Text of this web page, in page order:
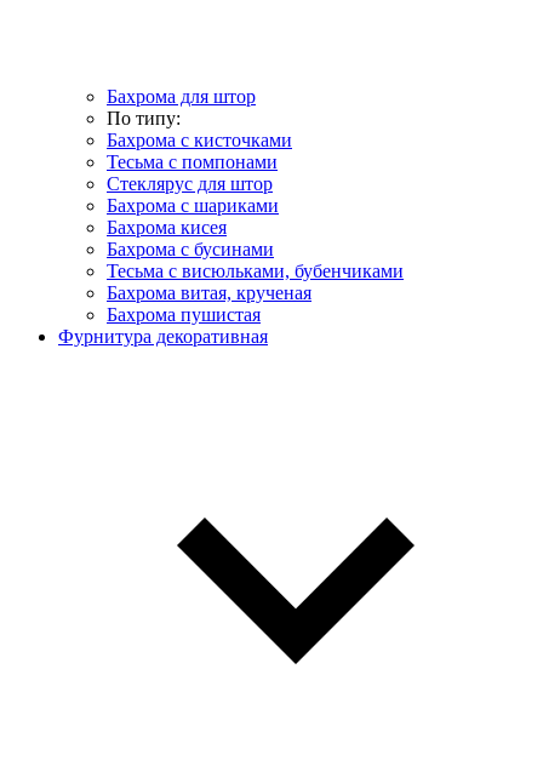
Бахрома для штор
По типу:
Бахрома с кисточками
Тесьма с помпонами
Стеклярус для штор
Бахрома с шариками
Бахрома кисея
Бахрома с бусинами
Тесьма с висюльками, бубенчиками
Бахрома витая, крученая
Бахрома пушистая
Фурнитура декоративная